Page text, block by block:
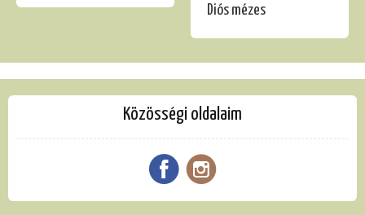
Diós mézes
Közösségi oldalaim